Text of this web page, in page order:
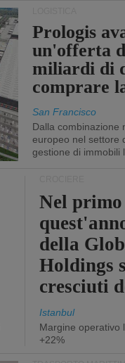
Prologis
un'offerta
miliardi di
comprare
San Francisco
Dalla combinazione
europeo nel settore
gestione di immobili
Nel primo
della
Holdings
cresciuti
Istanbul
Margine operativo
+22%